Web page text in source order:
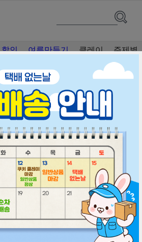
할인 여름만들기 클레이 주제별